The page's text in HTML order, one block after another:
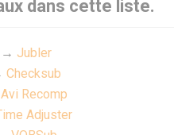
dans cette liste.
→ Jubler
Checksub
Avi Recomp
Adjuster